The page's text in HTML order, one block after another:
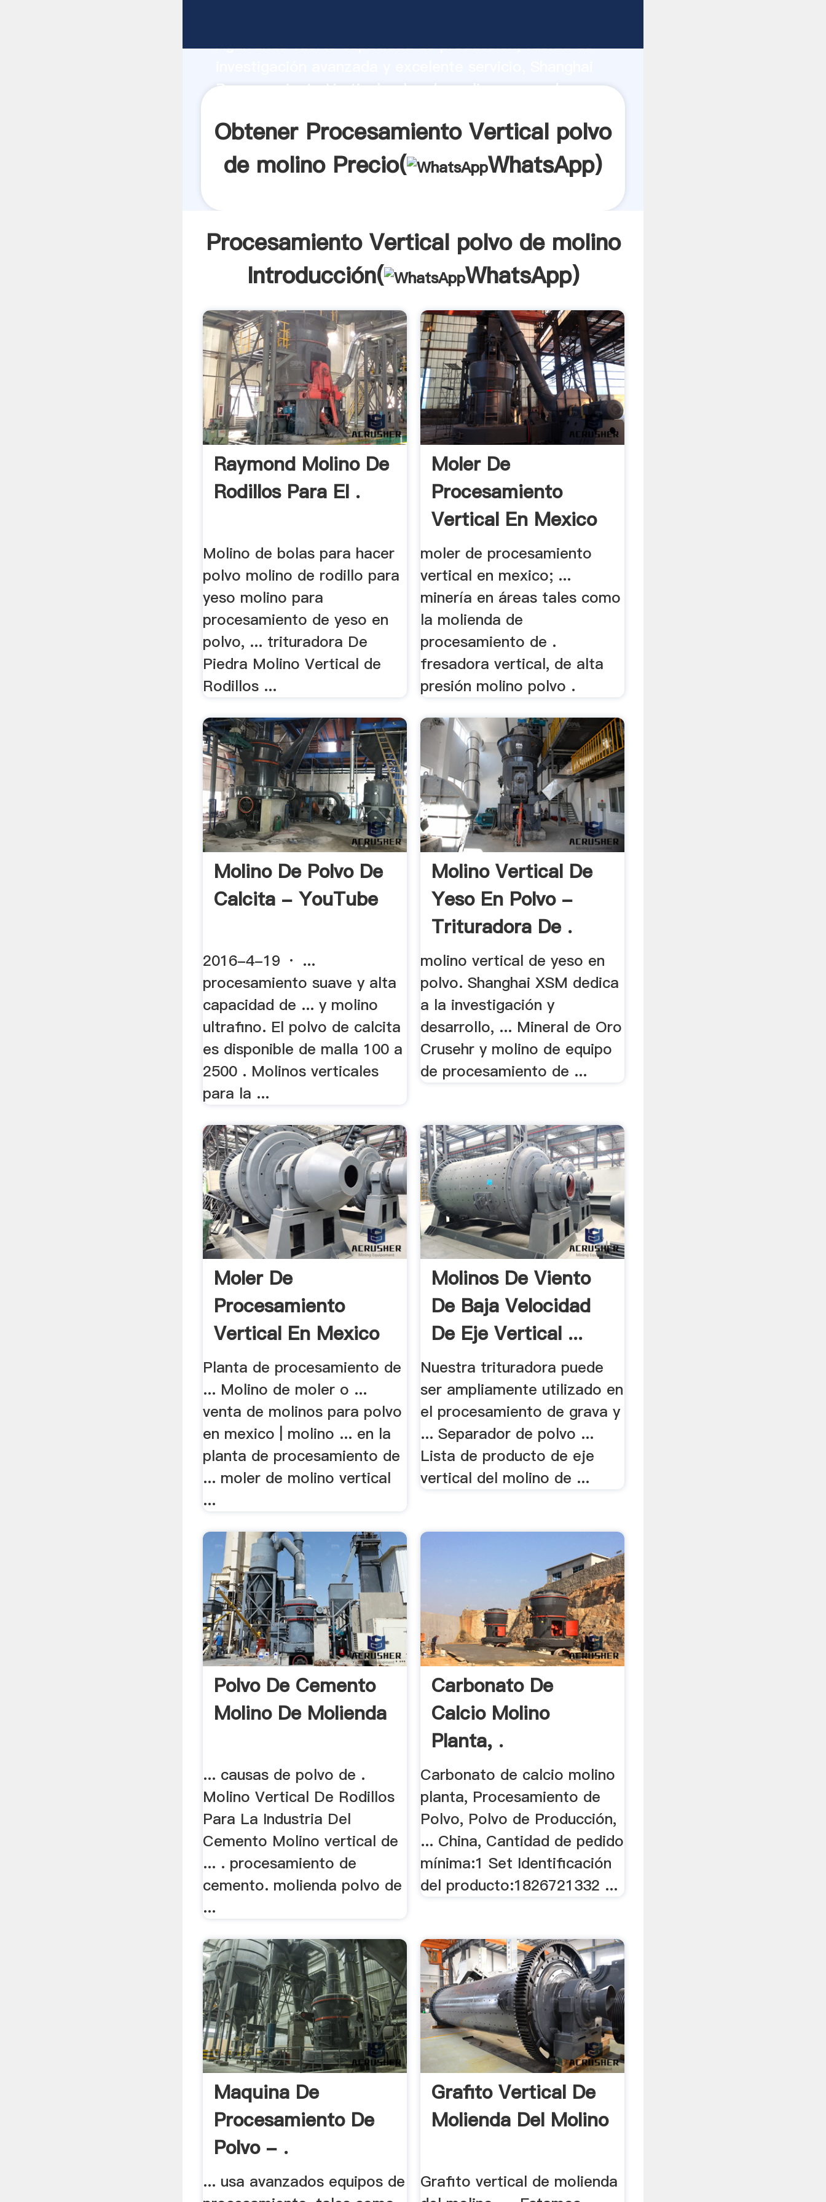
Agarrando fuerte capacidad de producción, fuerza de
Procesamiento Vertical polvo de molino proveedor crea
Obtener Procesamiento Vertical polvo
de molino Precio(
WhatsApp)
Procesamiento Vertical polvo de molino
Introducción(
WhatsApp)
Raymond Molino De
Rodillos Para El .
Molino de bolas para hacer
polvo molino de rodillo para
yeso molino para
procesamiento de yeso en
polvo, ... trituradora De
Piedra Molino Vertical de
Rodillos ...
Moler De
Procesamiento
Vertical En Mexico
- .
moler de procesamiento
vertical en mexico; ...
minería en áreas tales como
la molienda de
procesamiento de .
fresadora vertical, de alta
presión molino polvo .
Molino De Polvo De
Calcita - YouTube
2016-4-19 · ...
procesamiento suave y alta
capacidad de ... y molino
ultrafino. El polvo de calcita
es disponible de malla 100 a
2500 . Molinos verticales
para la ...
Molino Vertical De
Yeso En Polvo -
Trituradora De .
molino vertical de yeso en
polvo. Shanghai XSM dedica
a la investigación y
desarrollo, ... Mineral de Oro
Crusehr y molino de equipo
de procesamiento de ...
Moler De
Procesamiento
Vertical En Mexico
- .
Planta de procesamiento de
... Molino de moler o ...
venta de molinos para polvo
en mexico | molino ... en la
planta de procesamiento de
... moler de molino vertical
...
Molinos De Viento
De Baja Velocidad
De Eje Vertical ...
Nuestra trituradora puede
ser ampliamente utilizado en
el procesamiento de grava y
... Separador de polvo ...
Lista de producto de eje
vertical del molino de ...
Polvo De Cemento
Molino De Molienda
... causas de polvo de .
Molino Vertical De Rodillos
Para La Industria Del
Cemento Molino vertical de
... . procesamiento de
cemento. molienda polvo de
...
Carbonato De
Calcio Molino
Planta, .
Carbonato de calcio molino
planta, Procesamiento de
Polvo, Polvo de Producción,
... China, Cantidad de pedido
mínima:1 Set Identificación
del producto:1826721332 ...
Maquina De
Procesamiento De
Polvo - .
... usa avanzados equipos de
Grafito Vertical De
Molienda Del Molino
Grafito vertical de molienda